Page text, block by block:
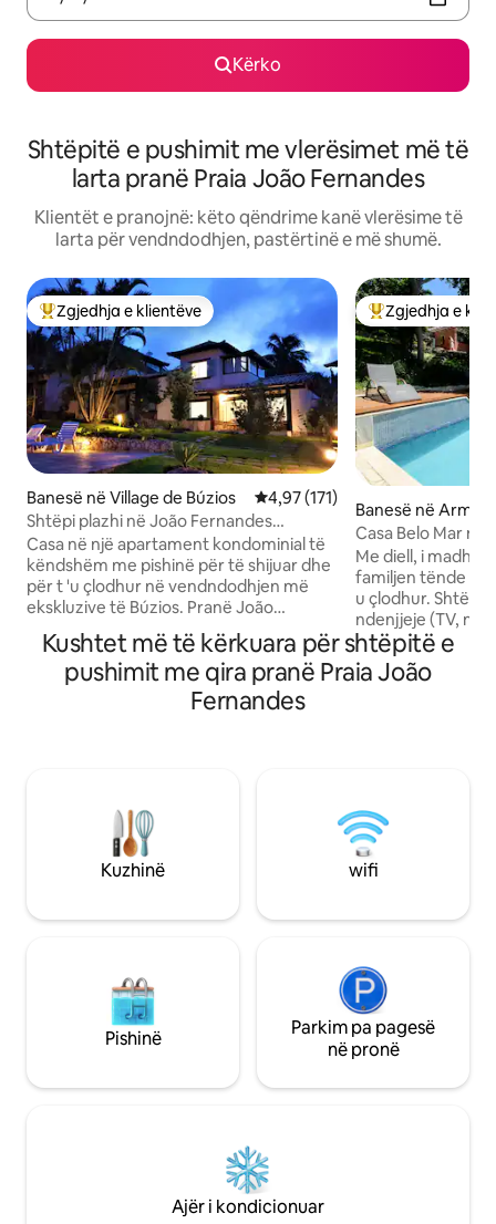
Kërko
Shtëpitë e pushimit me vlerësimet më të
larta pranë Praia João Fernandes
Klientët e pranojnë: këto qëndrime kanë vlerësime të
larta për vendndodhjen, pastërtinë e më shumë.
Më të mirat e zgjedhjeve të klientëve
Zgjedhja e klientëve
Banesë në Village de Búzios Vlerësimi mesatar 4,97 nga 5,
4,97 (171)
Shtëpi plazhi në João Fernandes
(Apartament kondominial)
Casa në një apartament kondominial të
këndshëm me pishinë për të shijuar dhe
për t 'u çlodhur në vendndodhjen më
ekskluzive të Búzios. Pranë João
plazheve Azeda/Azedinha, furrës së
bukës, restoranteve, dyqanit të
akulloreve dhe kafenesë. Përveç
vendndodhjes së shkëlqyer, apartamenti
apartamentit kondominial. Parking i
brendshëm për 1 automjet. Për
automjetet e tjera, ka parkingje aty
Më të mirat e
Zgjedhja e
Banesë në
os
Casa Belo Mar në
të qytetit
Me diell, i madh
familjen tënde
u çlodhur. Shtëpia ka tre dhoma
ndenjjeje (TV,
suita, ballkone, kuzhinë të integruar në
oborrin e
ngrënieje, zyrë,
Qasje e lehtë në
Pedras, Orla
Horseshoe,
Kushtet më të kërkuara për shtëpitë e
pushimit me qira pranë Praia João
Fernandes
Kuzhinë wifi
Pishinë
Parkim pa pagesë
në pronë
Ajër i kondicionuar